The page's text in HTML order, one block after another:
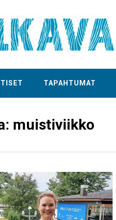
TAPAHTUMAT
muistiviikko